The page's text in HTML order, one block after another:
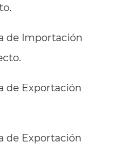
de Importación
de Exportación
de Exportación